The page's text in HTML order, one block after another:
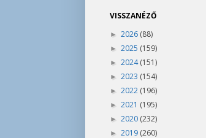
VISSZANÉZŐ
► 2026 (88)
► 2025 (159)
► 2024(151)
► 2023 (154)
► 2022 (196)
► 2021 (195)
► 2020 (232)
► 2019 (260)